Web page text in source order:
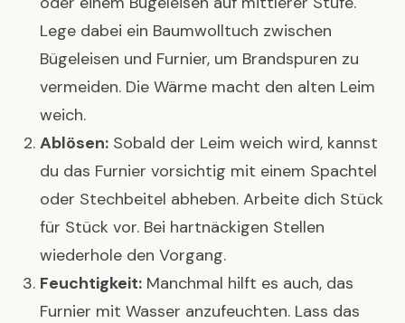
Lege dabei ein Baumwolltuch zwischen
Bügeleisen und Furnier, um Brandspuren zu
vermeiden. Die Wärme macht den alten Leim
weich.
Ablösen: Sobald der Leim weich wird, kannst
du das Furnier vorsichtig mit einem Spachtel
oder Stechbeitel abheben. Arbeite dich Stück
für Stück vor. Bei hartnäckigen Stellen
wiederhole den Vorgang.
Feuchtigkeit: Manchmal hilft es auch, das
Furnier mit Wasser anzufeuchten. Lass das